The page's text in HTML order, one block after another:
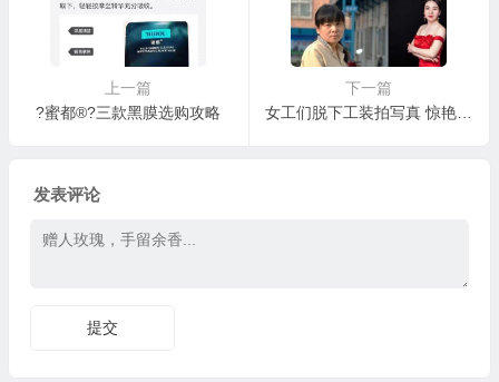
上一篇
​?蜜都®?三款黑膜选购攻略
下一篇
女工们脱下工装拍写真 惊艳了时光
发表评论